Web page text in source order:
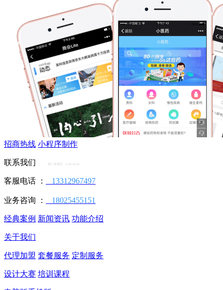
招商热线 小程序制作
联系我们 周一至周五 9:30-18:30
客服电话 ： 13312967497
业务咨询 ： 18025455151
经典案例 新闻资讯 功能介绍
关于我们
代理加盟 套餐服务 定制服务
设计大赛 培训课程